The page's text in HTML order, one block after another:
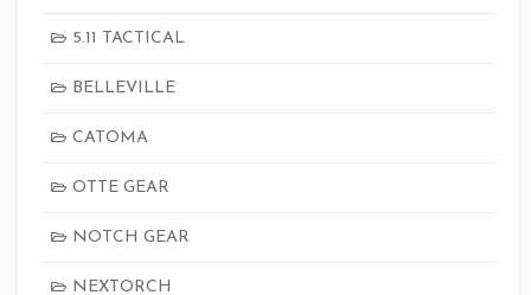
5.11 TACTICAL
BELLEVILLE
CATOMA
OTTE GEAR
NOTCH GEAR
NEXTORCH